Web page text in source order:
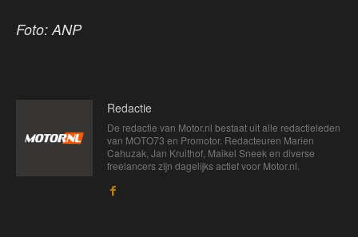
Foto: ANP
Redactie
De redactie van Motor.nl bestaat uit alle redactieleden
van MOTO73 en Promotor. Redacteuren Marien
Cahuzak, Jan Kruithof, Maikel Sneek en diverse
freelancers zijn dagelijks actief voor Motor.nl.